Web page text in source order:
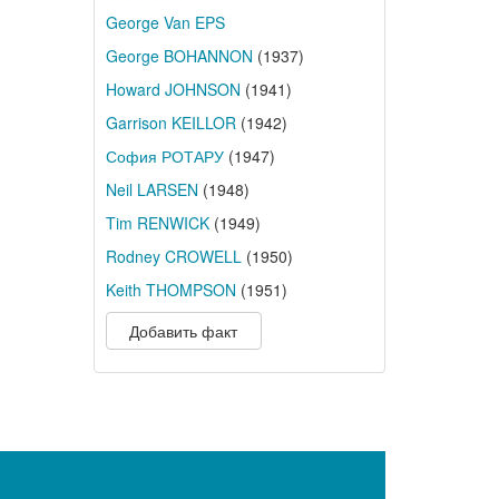
George Van EPS
George BOHANNON (1937)
Howard JOHNSON (1941)
Garrison KEILLOR(1942)
София РОТАРУ(1947)
Neil LARSEN (1948)
Tim RENWICK(1949)
Rodney CROWELL(1950)
Keith THOMPSON (1951)
Добавить факт